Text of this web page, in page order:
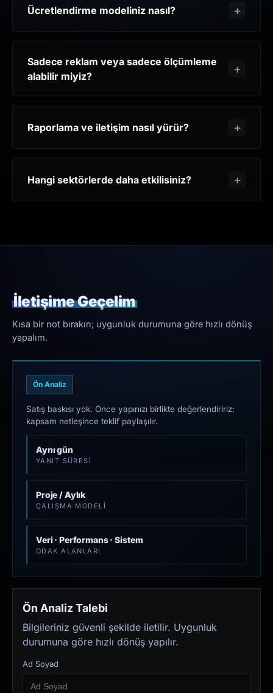
Ücretlendirme modeliniz nasıl?
Sadece reklam veya sadece ölçümleme
alabilir miyiz?
Raporlama ve iletişim nasıl yürür?
Hangi sektörlerde daha etkilisiniz?
İletişime Geçelim
Kısa bir not bırakın; uygunluk durumuna göre hızlı dönüş
yapalım.
Ön Analiz
Satış baskısı yok. Önce yapınızı birlikte değerlendiririz;
kapsam netleşince teklif paylaşılır.
Aynı gün
YANIT SÜRESI
Proje / Aylık
ÇALIŞMA MODELI
Veri · Performans · Sistem
ODAK ALANLARI
Ön Analiz Talebi
Bilgileriniz güvenli şekilde iletilir. Uygunluk
durumuna göre hızlı dönüş yapılır.
Ad Soyad